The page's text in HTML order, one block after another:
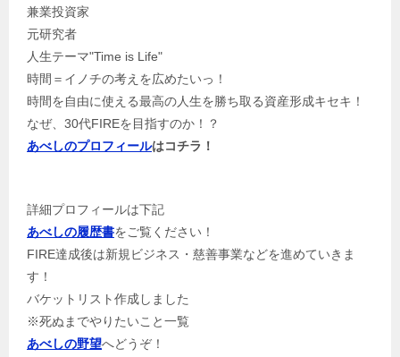
兼業投資家
元研究者
人生テーマ"Time is Life"
時間＝イノチの考えを広めたいっ！
時間を自由に使える最高の人生を勝ち取る資産形成キセキ！
なぜ、30代FIREを目指すのか！？
あべしのプロフィールはコチラ！
詳細プロフィールは下記
あべしの履歴書をご覧ください！
FIRE達成後は新規ビジネス・慈善事業などを進めていきま
す！
バケットリスト作成しました
※死ぬまでやりたいこと一覧
あべしの野望へどうぞ！